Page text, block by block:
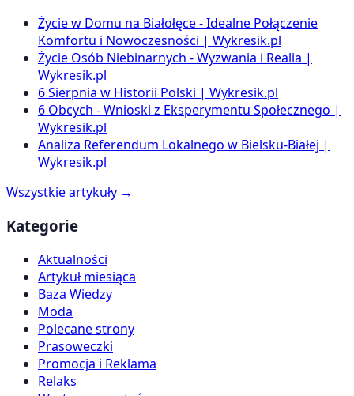
Życie w Domu na Białołęce - Idealne Połączenie
Komfortu i Nowoczesności | Wykresik.pl
Życie Osób Niebinarnych - Wyzwania i Realia |
Wykresik.pl
6 Sierpnia w Historii Polski | Wykresik.pl
6 Obcych - Wnioski z Eksperymentu Społecznego |
Wykresik.pl
Analiza Referendum Lokalnego w Bielsku-Białej |
Wykresik.pl
Wszystkie artykuły →
Kategorie
Aktualności
Artykuł miesiąca
Baza Wiedzy
Moda
Polecane strony
Prasoweczki
Promocja i Reklama
Relaks